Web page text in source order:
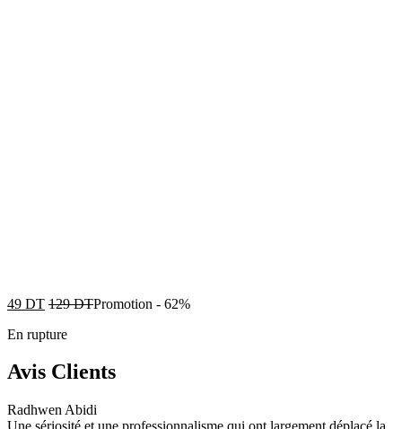
49 DT 129DTPromotion - 62%
En rupture
Avis Clients
Radhwen Abidi